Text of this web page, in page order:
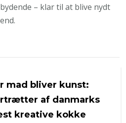
– klar til at blive nydt
mad bliver kunst:
af danmarks
kreative kokke